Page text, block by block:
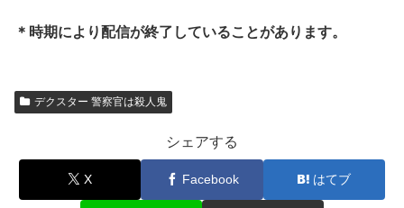
＊時期により配信が終了していることがあります。
デクスター 警察官は殺人鬼
シェアする
X Facebook はてブ